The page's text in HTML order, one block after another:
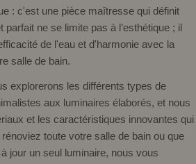
: c'est une pièce maîtresse qui définit
parfait ne se limite pas à l’esthétique ; il
de l'eau et d'harmonie avec la
salle de bain.
explorerons les différents types de
aux luminaires élaborés, et nous
et les caractéristiques innovantes qui
toute votre salle de bain ou que
jour un seul luminaire, nous vous